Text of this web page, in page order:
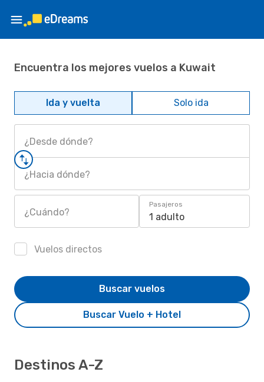
Encuentra los mejores vuelos a Kuwait
Ida y vuelta Solo ida
¿Desde dónde?
¿Hacia dónde?
¿Cuándo?
Pasajeros
1 adulto
Vuelos directos
Buscar Vuelo + Hotel
Buscar vuelos
Destinos A-Z